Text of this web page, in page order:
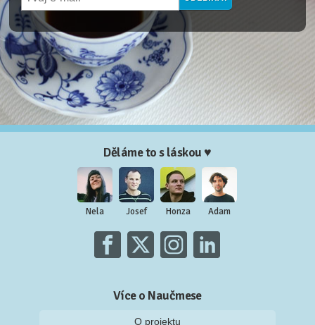
Děláme to s láskou ♥
Nela Josef Honza Adam
Více o Naučmese
O projektu